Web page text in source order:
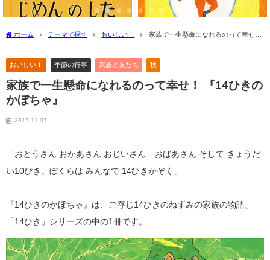
ホーム テーマで探す おいしい！
家族で一生懸命になれるのって幸せ！
おいしい！ 季節の行事 家族と友だち 秋
家族で一生懸命になれるのって幸せ！ 『14ひきの
かぼちゃ』
2017-11-07
「おとうさん おかあさん おじいさん おばあさん そして きょうだ
い10ぴき。ぼくらは みんなで 14ひきかぞく」
『14ひきのかぼちゃ』は、ご存じ14ひきのねずみの家族の物語、
「14ひき」シリーズの中の1冊です。